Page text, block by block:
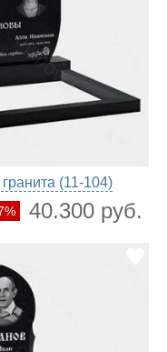
(11-104)
40.300 руб.